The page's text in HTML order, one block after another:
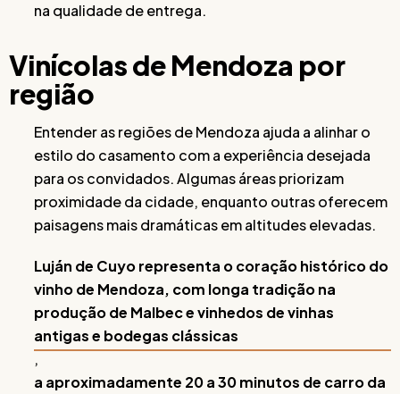
na qualidade de entrega.
Vinícolas de Mendoza por
região
Entender as regiões de Mendoza ajuda a alinhar o
estilo do casamento com a experiência desejada
para os convidados. Algumas áreas priorizam
proximidade da cidade, enquanto outras oferecem
paisagens mais dramáticas em altitudes elevadas.
Luján de Cuyo representa o coração histórico do
vinho de Mendoza, com longa tradição na
produção de Malbec e vinhedos de vinhas
antigas e bodegas clássicas
,
a aproximadamente 20 a 30 minutos de carro da